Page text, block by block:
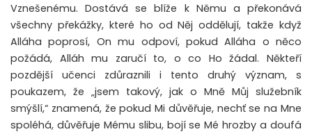
Vznešenému. Dostává se blíže k Němu a překonává
všechny překážky, které ho od Něj oddělují, takže když
Alláha poprosí, On mu odpoví, pokud Alláha o něco
požádá, Alláh mu zaručí to, o co Ho žádal. Někteří
pozdější učenci zdůraznili i tento druhý význam, s
poukazem, že „jsem takový, jak o Mně Můj služebník
smýšlí,“ znamená, že pokud Mi důvěřuje, nechť se na Mne
spoléhá, důvěřuje Mému slibu, bojí se Mé hrozby a doufá